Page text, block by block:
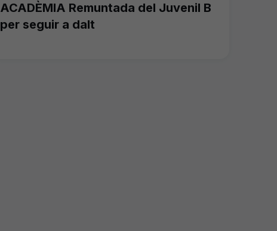
ACADÈMIA Remuntada del Juvenil B
per seguir a dalt